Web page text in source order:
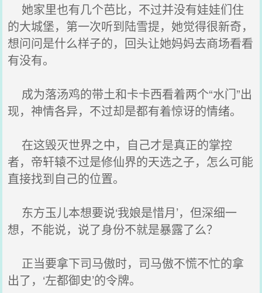
她家里也有几个芭比，不过并没有娃娃们住
的大城堡，第一次听到陆雪提，她觉得很新奇，
想问问是什么样子的，回头让她妈妈去商场看看
有没有。
成为落汤鸡的带土和卡卡西看着两个“水门”出
现，神情各异，不过却是都有着惊讶的情绪。
在这毁灭世界之中，自己才是真正的掌控
者，帝轩辕不过是修仙界的天选之子，怎么可能
直接找到自己的位置。
东方玉儿本想要说‘我娘是惜月’，但深细一
想，不能说，说了身份不就是暴露了么？
正当要拿下司马傲时，司马傲不慌不忙的拿
出了，‘左都御史’的令牌。